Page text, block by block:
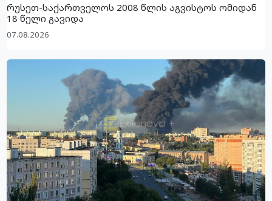
რუსეთ-საქართველოს 2008 წლის აგვისტოს ომიდან
18 წელი გავიდა
07.08.2026